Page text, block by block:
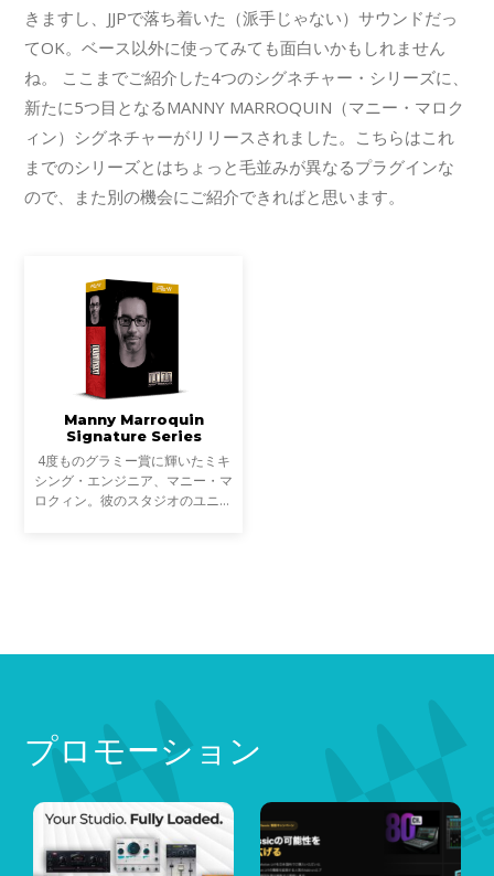
きますし、JJPで落ち着いた（派手じゃない）サウンドだっ
てOK。ベース以外に使ってみても面白いかもしれません
ね。 ここまでご紹介した4つのシグネチャー・シリーズに、
新たに5つ目となるMANNY MARROQUIN（マニー・マロク
ィン）シグネチャーがリリースされました。こちらはこれ
までのシリーズとはちょっと毛並みが異なるプラグインな
ので、また別の機会にご紹介できればと思います。
Manny Marroquin
Signature Series
4度ものグラミー賞に輝いたミキ
シング・エンジニア、マニー・マ
ロクィン。彼のスタジオのユニー
プロモーション